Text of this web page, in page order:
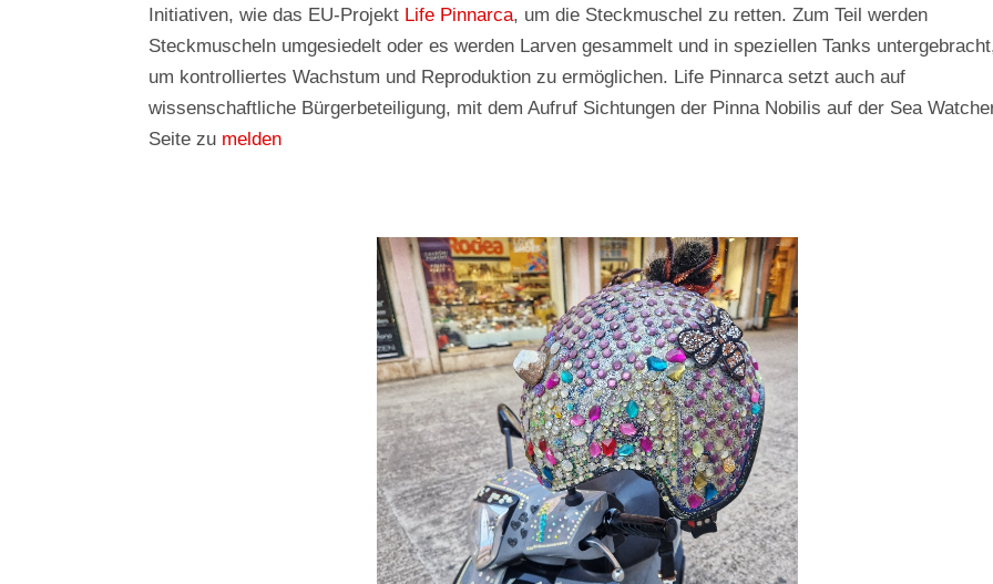
Initiativen, wie das EU-Projekt Life Pinnarca, um die Steckmuschel zu retten. Zum Teil werden
Steckmuscheln umgesiedelt oder es werden Larven gesammelt und in speziellen Tanks
um kontrolliertes Wachstum und Reproduktion zu ermöglichen. Life Pinnarca setzt auch auf
wissenschaftliche Bürgerbeteiligung, mit dem Aufruf Sichtungen der Pinna Nobilis auf der Sea
Seite zu melden